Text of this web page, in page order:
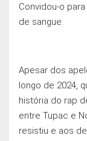
Convidou-o
de sangue.
Apesar dos
longo de 2024,
história do rap
entre Tupac e
resistiu e aos